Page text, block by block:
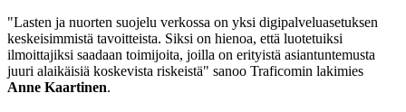
"Lasten ja nuorten suojelu verkossa on yksi digipalveluasetuksen
keskeisimmistä tavoitteista. Siksi on hienoa, että luotetuiksi
ilmoittajiksi saadaan toimijoita, joilla on erityistä asiantuntemusta
juuri alaikäisiä koskevista riskeistä" sanoo Traficomin lakimies
Anne Kaartinen.